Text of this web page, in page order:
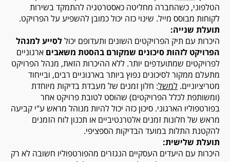
הטלפוני, כשהחברה מחליטה כאסטרטגיה להתמקד בשירות
לקוחות מבוסס מייל. שינוי כזה יכול כמובן להשפיע על הפרויקט.
תועלת שנייה:
היכרות עם תיק הפרויקטים השונים ותעדופם יכוללסייע למנהל
הפרויקט לזהות סיכונים שמקורם בהסטת משאבים ארגוניים
לפרויקטים שמתועדפים יותר. ללא ההיכרות הזאת, מנהל הפרויקט
מתעלם ממקור לסיכונים נפוץ ביותר בארגוניים רבים, ובייחוד
מטריציוניים. למשל: חלון זמנים של מעבדת בדיקות מיוחדת
(ומשותפת לכלל הפרויקטים) שהוסט לטובת פרויקט אחר
בפורטפוליו הארגוני. סיכון כזה יכול להיות מנוהל מראש ע"י קביעה
מראש של חלונות זמנים אלטרנטיביים או תכנון לוח הזמנים
להקטנת התלות במועד הבדיקות הספציפי.
תועלת שלישית:
היכרות עם היעדים העסקיים הנגזרים מהפורטפוליו חשובה לא רק